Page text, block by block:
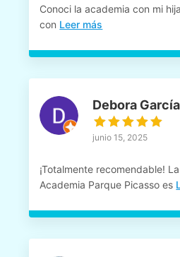
Conoci la academia con mi
con Leer más
Debora García
junio 15, 2025
¡Totalmente recomendable!
Academia Parque Picasso es